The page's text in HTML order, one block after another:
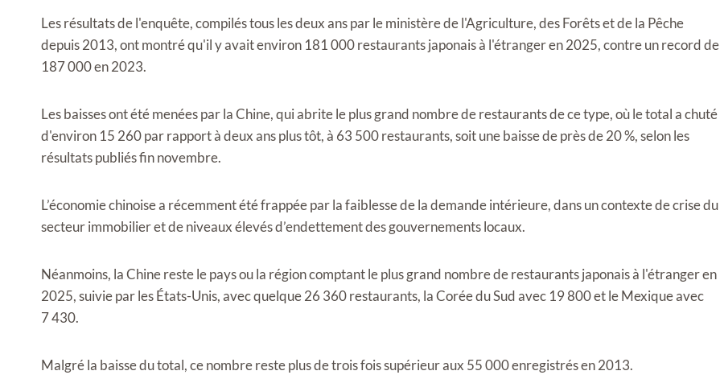
Les résultats de l'enquête, compilés tous les deux ans par le ministère de l'Agriculture, des Forêts et de la Pêche
depuis 2013, ont montré qu'il y avait environ 181 000 restaurants japonais à l'étranger en 2025, contre un record de
187 000 en 2023.
Les baisses ont été menées par la Chine, qui abrite le plus grand nombre de restaurants de ce type, où le total a chuté
d'environ 15 260 par rapport à deux ans plus tôt, à 63 500 restaurants, soit une baisse de près de 20 %, selon les
résultats publiés fin novembre.
L’économie chinoise a récemment été frappée par la faiblesse de la demande intérieure, dans un contexte de crise du
secteur immobilier et de niveaux élevés d’endettement des gouvernements locaux.
Néanmoins, la Chine reste le pays ou la région comptant le plus grand nombre de restaurants japonais à l'étranger en
2025, suivie par les États-Unis, avec quelque 26 360 restaurants, la Corée du Sud avec 19 800 et le Mexique avec
7 430.
Malgré la baisse du total, ce nombre reste plus de trois fois supérieur aux 55 000 enregistrés en 2013.